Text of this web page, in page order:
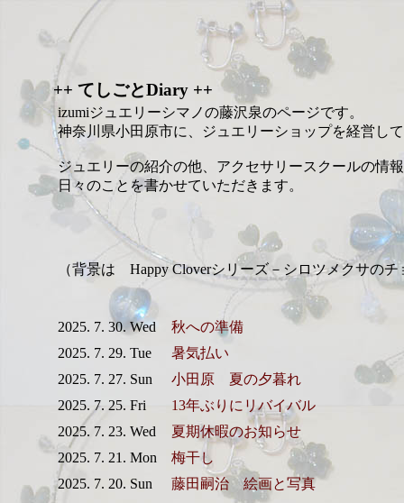
++ てしごとDiary ++
izumiジュエリーシマノの藤沢泉のページです。
神奈川県小田原市に、ジュエリーショップを経営し
ジュエリーの紹介の他、アクセサリースクールの情
日々のことを書かせていただきます。
（背景は Happy Cloverシリーズ－シロツメクサのチ
2025. 7. 30. Wed
秋への準備
2025. 7. 29. Tue
暑気払い
2025. 7. 27. Sun
小田原 夏の夕暮れ
2025. 7. 25. Fri
13年ぶりにリバイバル
2025. 7. 23. Wed
夏期休暇のお知らせ
2025. 7. 21. Mon
梅干し
2025. 7. 20. Sun
藤田嗣治 絵画と写真